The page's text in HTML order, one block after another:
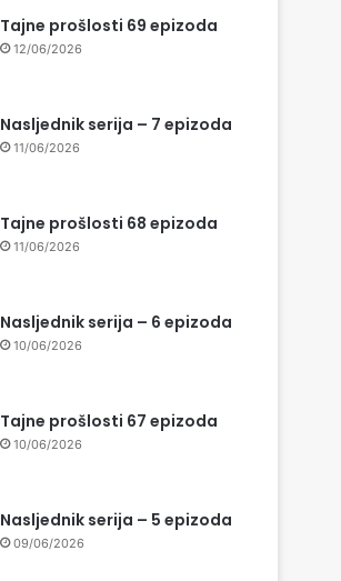
Tajne prošlosti 69 epizoda
12/06/2026
Nasljednik serija – 7 epizoda
11/06/2026
Tajne prošlosti 68 epizoda
11/06/2026
Nasljednik serija – 6 epizoda
10/06/2026
Tajne prošlosti 67 epizoda
10/06/2026
Nasljednik serija – 5 epizoda
09/06/2026